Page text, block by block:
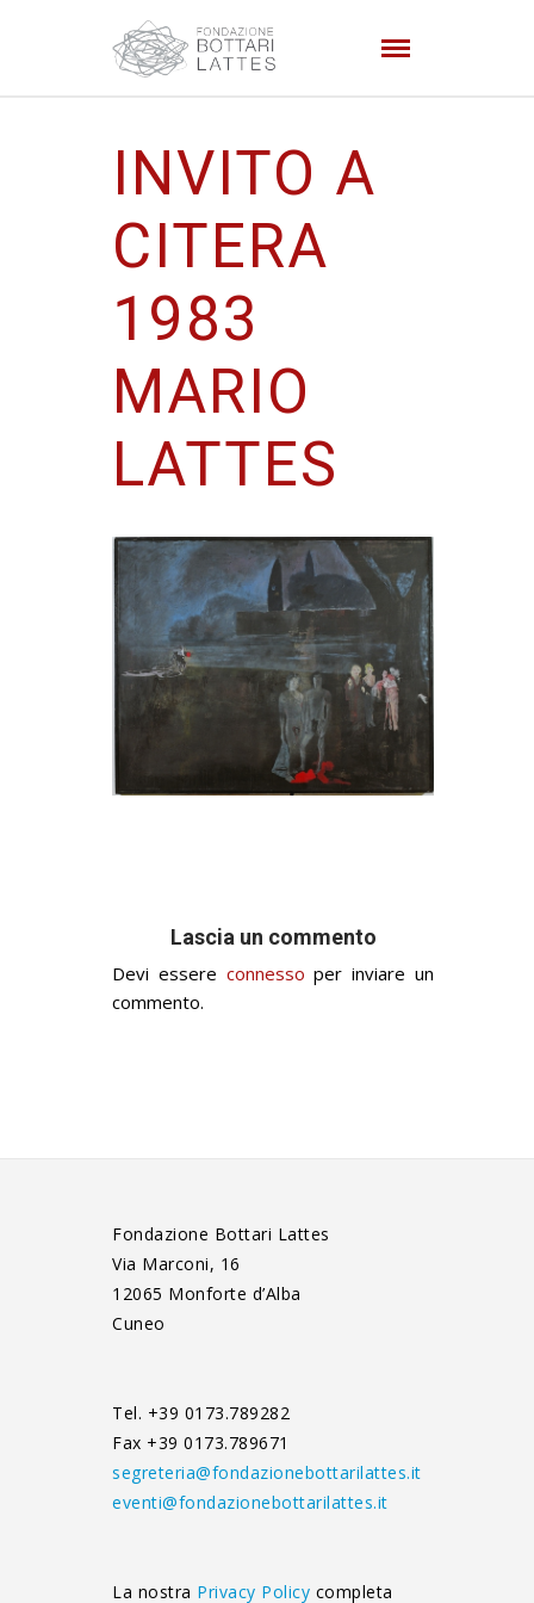
INVITO A
CITERA
1983
MARIO
LATTES
Lascia un commento
Devi essere connesso per inviare un
commento.
Fondazione Bottari Lattes
Via Marconi, 16
12065 Monforte d’Alba
Cuneo
Tel. +39 0173.789282
Fax +39 0173.789671
segreteria@fondazionebottarilattes.it
eventi@fondazionebottarilattes.it
La nostra Privacy Policy completa